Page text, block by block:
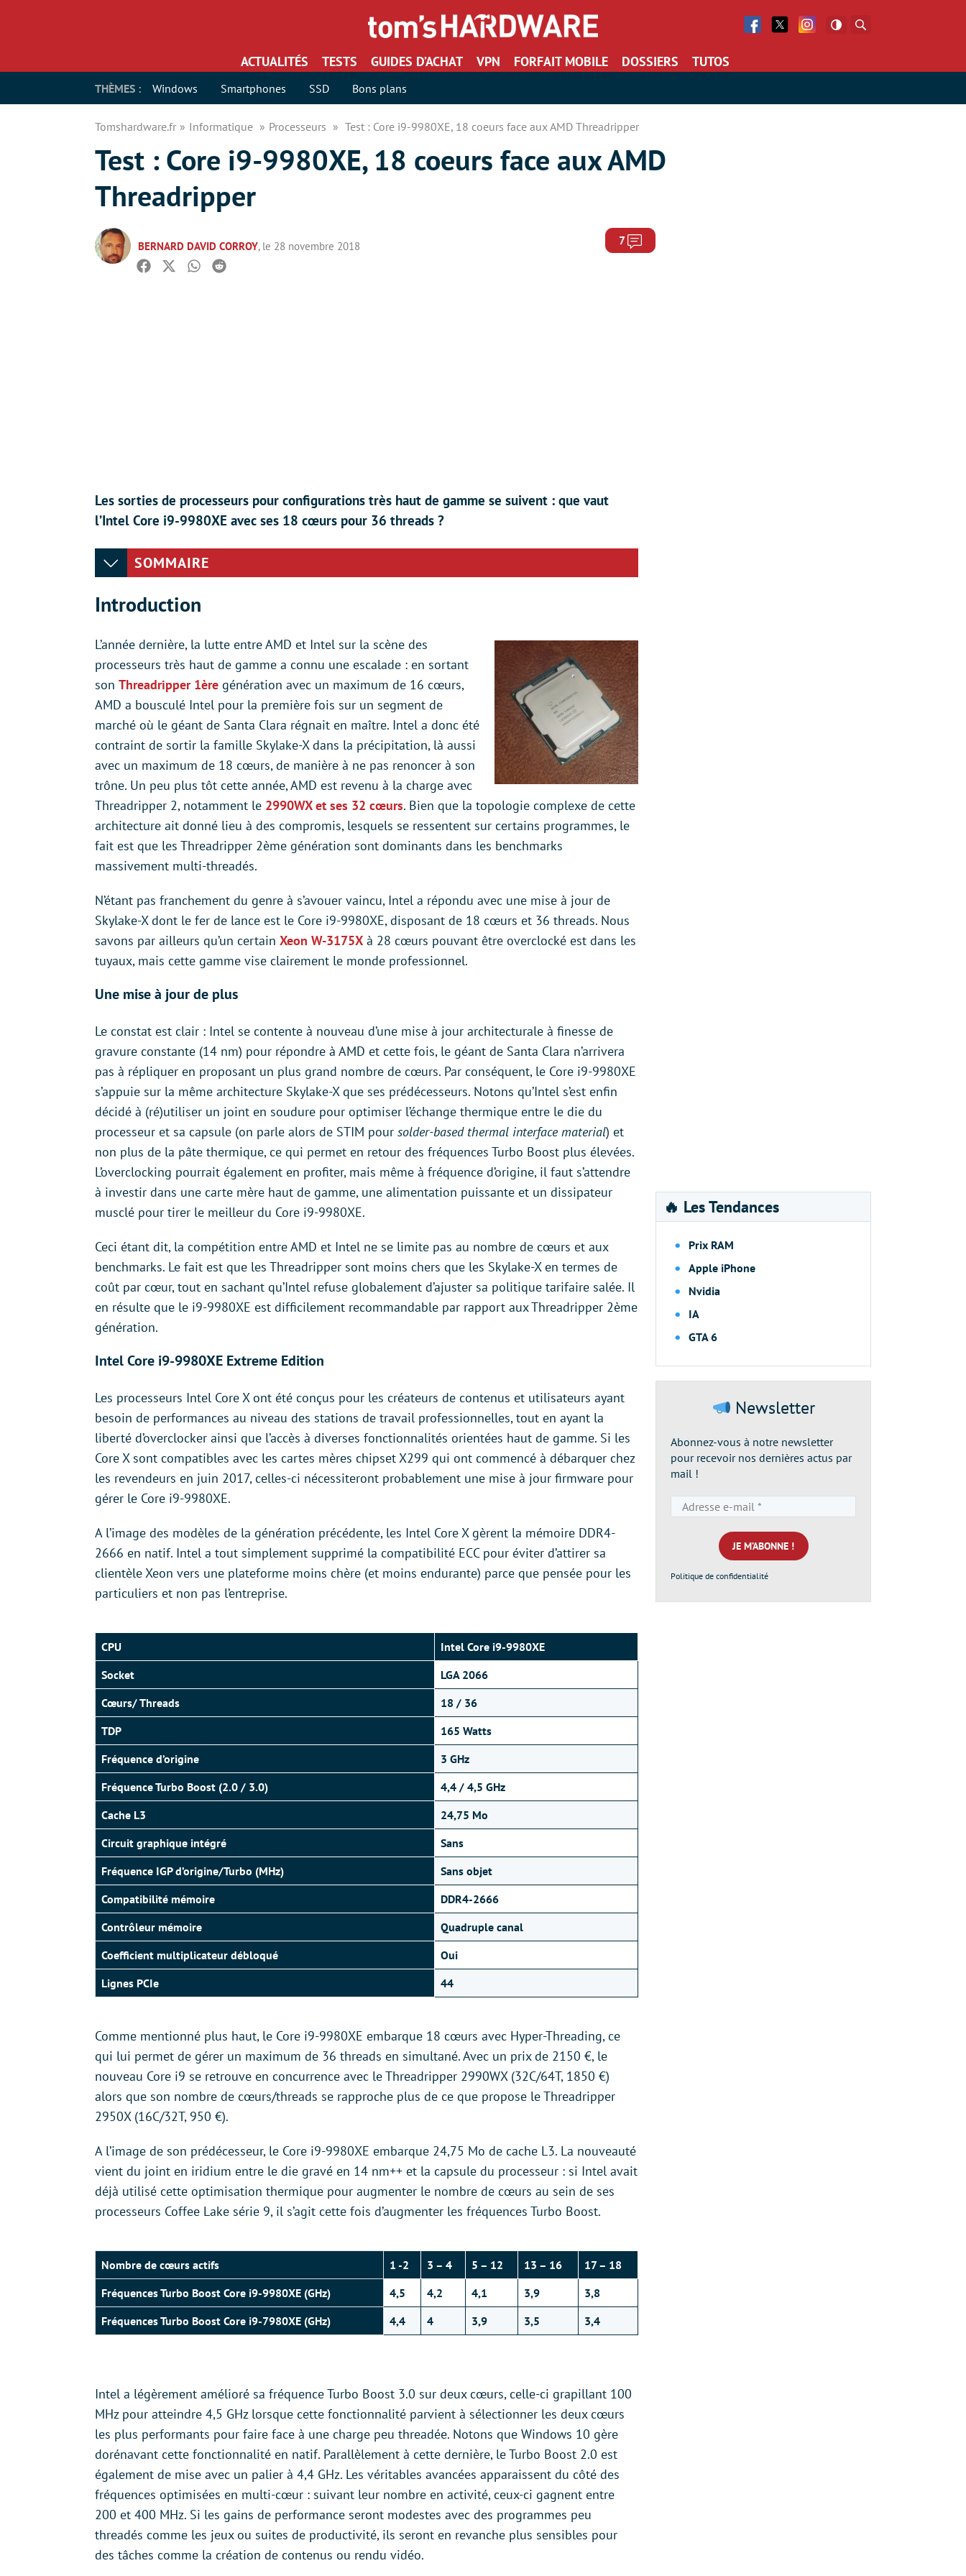
Facebook
Twitter Facebook
ACTUALITÉS TESTS GUIDES D’ACHAT VPN FORFAIT MOBILE DOSSIERS TUTOS
THÈMES : Windows Smartphones SSD Bons plans
Tomshardware.fr Informatique Processeurs Test : Core i9-9980XE, 18 coeurs face aux AMD Threadripper
Test : Core i9-9980XE, 18 coeurs face aux AMD
Threadripper
BERNARD DAVID CORROY, le 28 novembre 2018 7 Commentaires
Facebook
TwitterWhatsapp
Reddit
Les sorties de processeurs pour configurations très haut de gamme se suivent : que vaut
l’Intel Core i9-9980XE avec ses 18 cœurs pour 36 threads ?
SOMMAIRE
Introduction
L’année dernière, la lutte entre AMD et Intel sur la scène des
processeurs très haut de gamme a connu une escalade : en sortant
son Threadripper 1ère génération avec un maximum de 16 cœurs,
AMD a bousculé Intel pour la première fois sur un segment de
marché où le géant de Santa Clara régnait en maître. Intel a donc été
contraint de sortir la famille Skylake-X dans la précipitation, là aussi
avec un maximum de 18 cœurs, de manière à ne pas renoncer à son
trône. Un peu plus tôt cette année, AMD est revenu à la charge avec
Threadripper 2, notamment le 2990WX et ses 32 cœurs. Bien que la topologie complexe de cette
architecture ait donné lieu à des compromis, lesquels se ressentent sur certains programmes, le
fait est que les Threadripper 2ème génération sont dominants dans les benchmarks
massivement multi-threadés.
N’étant pas franchement du genre à s’avouer vaincu, Intel a répondu avec une mise à jour de
Skylake-X dont le fer de lance est le Core i9-9980XE, disposant de 18 cœurs et 36 threads. Nous
savons par ailleurs qu’un certain Xeon W-3175X à 28 cœurs pouvant être overclocké est dans les
tuyaux, mais cette gamme vise clairement le monde professionnel.
Une mise à jour de plus
Le constat est clair : Intel se contente à nouveau d’une mise à jour architecturale à finesse de
gravure constante (14 nm) pour répondre à AMD et cette fois, le géant de Santa Clara n’arrivera
pas à répliquer en proposant un plus grand nombre de cœurs. Par conséquent, le Core i9-9980XE
s’appuie sur la même architecture Skylake-X que ses prédécesseurs. Notons qu’Intel s’est enfin
décidé à (ré)utiliser un joint en soudure pour optimiser l’échange thermique entre le die du
processeur et sa capsule (on parle alors de STIM pour solder-based thermal interface material) et
non plus de la pâte thermique, ce qui permet en retour des fréquences Turbo Boost plus élevées.
L’overclocking pourrait également en profiter, mais même à fréquence d’origine, il faut s’attendre
à investir dans une carte mère haut de gamme, une alimentation puissante et un dissipateur
musclé pour tirer le meilleur du Core i9-9980XE.
Ceci étant dit, la compétition entre AMD et Intel ne se limite pas au nombre de cœurs et aux
benchmarks. Le fait est que les Threadripper sont moins chers que les Skylake-X en termes de
coût par cœur, tout en sachant qu’Intel refuse globalement d’ajuster sa politique tarifaire salée. Il
en résulte que le i9-9980XE est difficilement recommandable par rapport aux Threadripper 2ème
génération.
Intel Core i9-9980XE Extreme Edition
Les processeurs Intel Core X ont été conçus pour les créateurs de contenus et utilisateurs ayant
besoin de performances au niveau des stations de travail professionnelles, tout en ayant la
liberté d’overclocker ainsi que l’accès à diverses fonctionnalités orientées haut de gamme. Si les
Core X sont compatibles avec les cartes mères chipset X299 qui ont commencé à débarquer chez
les revendeurs en juin 2017, celles-ci nécessiteront probablement une mise à jour firmware pour
gérer le Core i9-9980XE.
A l’image des modèles de la génération précédente, les Intel Core X gèrent la mémoire DDR4-
2666 en natif. Intel a tout simplement supprimé la compatibilité ECC pour éviter d’attirer sa
clientèle Xeon vers une plateforme moins chère (et moins endurante) parce que pensée pour les
particuliers et non pas l’entreprise.
CPU
Intel Core i9-9980XE
Socket
LGA 2066
Cœurs/ Threads
18 / 36
TDP
165 Watts
Fréquence d’origine
3 GHz
Fréquence Turbo Boost (2.0 / 3.0)
4,4 / 4,5 GHz
Cache L3
24,75 Mo
Circuit graphique intégré
Sans
Fréquence IGP d’origine/Turbo (MHz)
Sans objet
Compatibilité mémoire
DDR4-2666
Contrôleur mémoire
Quadruple canal
Coefficient multiplicateur débloqué
Oui
Lignes PCIe
44
Comme mentionné plus haut, le Core i9-9980XE embarque 18 cœurs avec Hyper-Threading, ce
qui lui permet de gérer un maximum de 36 threads en simultané. Avec un prix de 2150 €, le
nouveau Core i9 se retrouve en concurrence avec le Threadripper 2990WX (32C/64T, 1850 €)
alors que son nombre de cœurs/threads se rapproche plus de ce que propose le Threadripper
2950X (16C/32T, 950 €).
A l’image de son prédécesseur, le Core i9-9980XE embarque 24,75 Mo de cache L3. La nouveauté
vient du joint en iridium entre le die gravé en 14 nm++ et la capsule du processeur : si Intel avait
déjà utilisé cette optimisation thermique pour augmenter le nombre de cœurs au sein de ses
processeurs Coffee Lake série 9, il s’agit cette fois d’augmenter les fréquences Turbo Boost.
Nombre de cœurs actifs 1 -2 3 – 4 5 – 12 13 – 16
17 – 18
Fréquences Turbo Boost Core i9-9980XE (GHz)
4,5 4,2 4,1 3,9
3,8
Fréquences Turbo Boost Core i9-7980XE (GHz) 4,4 4 3,9 3,5 3,4
Intel a légèrement amélioré sa fréquence Turbo Boost 3.0 sur deux cœurs, celle-ci grapillant 100
MHz pour atteindre 4,5 GHz lorsque cette fonctionnalité parvient à sélectionner les deux cœurs
les plus performants pour faire face à une charge peu threadée. Notons que Windows 10 gère
dorénavant cette fonctionnalité en natif. Parallèlement à cette dernière, le Turbo Boost 2.0 est
également de mise avec un palier à 4,4 GHz. Les véritables avancées apparaissent du côté des
fréquences optimisées en multi-cœur : suivant leur nombre en activité, ceux-ci gagnent entre
200 et 400 MHz. Si les gains de performance seront modestes avec des programmes peu
threadés comme les jeux ou suites de productivité, ils seront en revanche plus sensibles pour
des tâches comme la création de contenus ou rendu vidéo.
🔥 Les Tendances
Prix RAM
Apple iPhone
Nvidia
IA
GTA 6
Newsletter
Abonnez-vous à notre newsletter
pour recevoir nos dernières actus par
mail !
e-
mail
*
Politique de confidentialité